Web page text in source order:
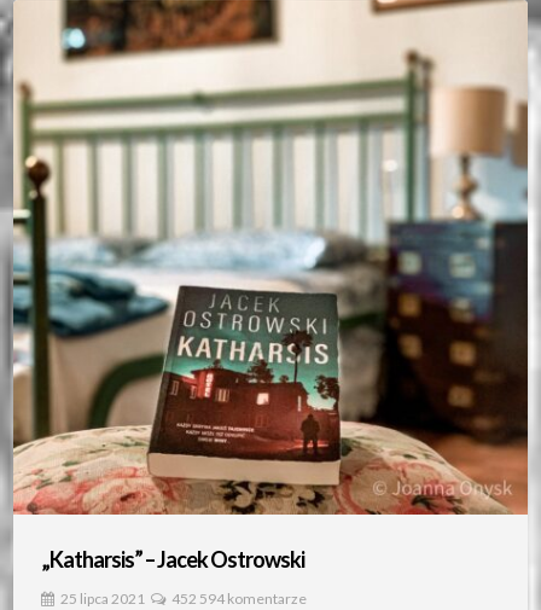
„Katharsis” – Jacek Ostrowski
25 lipca 2021 452 594 komentarze